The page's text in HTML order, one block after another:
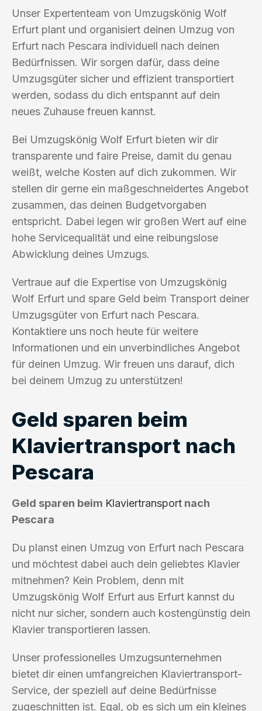
Unser Expertenteam von Umzugskönig Wolf
Erfurt plant und organisiert deinen Umzug von
Erfurt nach Pescara individuell nach deinen
Bedürfnissen. Wir sorgen dafür, dass deine
Umzugsgüter sicher und effizient transportiert
werden, sodass du dich entspannt auf dein
neues Zuhause freuen kannst.
Bei Umzugskönig Wolf Erfurt bieten wir dir
transparente und faire Preise, damit du genau
weißt, welche Kosten auf dich zukommen. Wir
stellen dir gerne ein maßgeschneidertes Angebot
zusammen, das deinen Budgetvorgaben
entspricht. Dabei legen wir großen Wert auf eine
hohe Servicequalität und eine reibungslose
Abwicklung deines Umzugs.
Vertraue auf die Expertise von Umzugskönig
Wolf Erfurt und spare Geld beim Transport deiner
Umzugsgüter von Erfurt nach Pescara.
Kontaktiere uns noch heute für weitere
Informationen und ein unverbindliches Angebot
für deinen Umzug. Wir freuen uns darauf, dich
bei deinem Umzug zu unterstützen!
Geld sparen beim
Klaviertransport nach
Pescara
Geld sparen beim Klaviertransport nach
Pescara
Du planst einen Umzug von Erfurt nach Pescara
und möchtest dabei auch dein geliebtes Klavier
mitnehmen? Kein Problem, denn mit
Umzugskönig Wolf Erfurt aus Erfurt kannst du
nicht nur sicher, sondern auch kostengünstig dein
Klavier transportieren lassen.
Unser professionelles Umzugsunternehmen
bietet dir einen umfangreichen Klaviertransport-
Service, der speziell auf deine Bedürfnisse
zugeschnitten ist. Egal, ob es sich um ein kleines